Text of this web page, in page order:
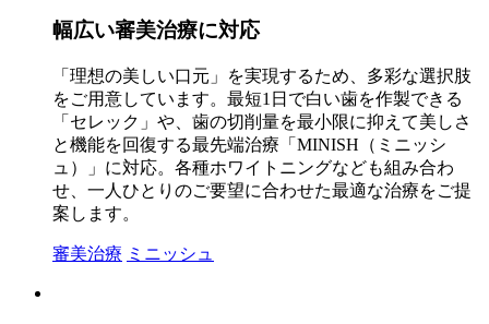
幅広い審美治療に対応
「理想の美しい口元」を実現するため、多彩な選択肢
をご用意しています。最短1日で白い歯を作製できる
「セレック」や、歯の切削量を最小限に抑えて美しさ
と機能を回復する最先端治療「MINISH（ミニッシ
ュ）」に対応。各種ホワイトニングなども組み合わ
せ、一人ひとりのご要望に合わせた最適な治療をご提
案します。
審美治療 ミニッシュ